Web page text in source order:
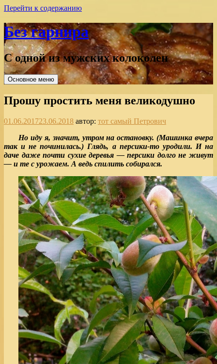
Перейти к содержанию
Без гарнира
С одной из мужских колоколен
Основное меню
Прошу простить меня великодушно
01.06.201723.06.2018 автор: тот самый Петрович
Но иду я, значит, утром на остановку. (Машинка вчера
так и не починилась.) Глядь, а персики-то уродили. И на
даче даже почти сухие деревья — персики долго не живут
— и те с урожаем. А ведь спилить собирался.